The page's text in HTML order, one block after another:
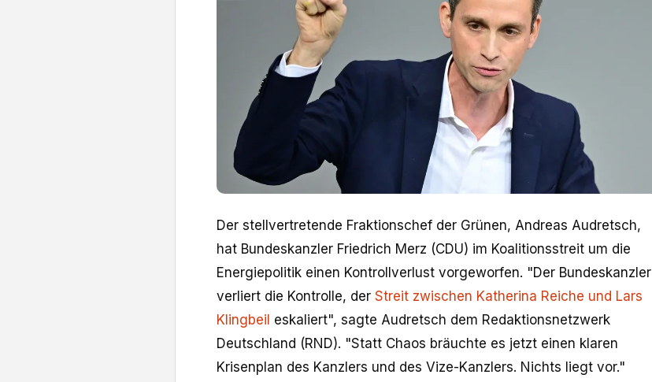
Der stellvertretende Fraktionschef der Grünen, Andreas Audretsch,
hat Bundeskanzler Friedrich Merz (CDU) im Koalitionsstreit um die
Energiepolitik einen Kontrollverlust vorgeworfen. "Der Bundeskanzler
verliert die Kontrolle, der Streit zwischen Katherina Reiche und Lars
Klingbeil eskaliert", sagte Audretsch dem Redaktionsnetzwerk
Deutschland (RND). "Statt Chaos bräuchte es jetzt einen klaren
Krisenplan des Kanzlers und des Vize-Kanzlers. Nichts liegt vor."